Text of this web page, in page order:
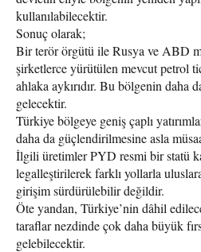
kullanılabilecektir.
Sonuç olarak;
Bir terör örgütü ile Rusya ve ABD
şirketlerce yürütülen mevcut petrol
ahlaka aykırıdır. Bu bölgenin daha
gelecektir.
Türkiye bölgeye geniş çaplı
daha da güçlendirilmesine asla
İlgili üretimler PYD resmi bir statü
legalleştirilerek farklı yollarla
girişim sürdürülebilir değildir.
Öte yandan, Türkiye’nin dâhil
taraflar nezdinde çok daha büyük
gelebilecektir.